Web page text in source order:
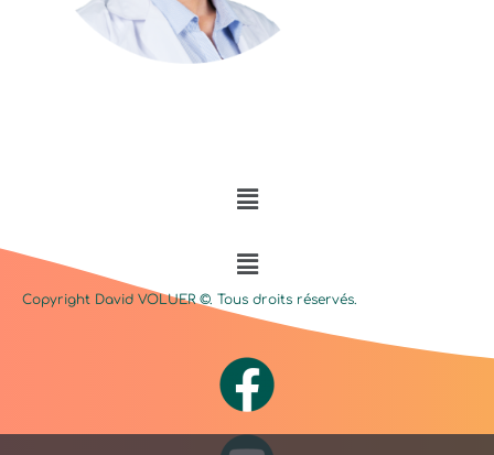
Menu
Menu
Copyright David VOLUER©. Tous droits réservés.